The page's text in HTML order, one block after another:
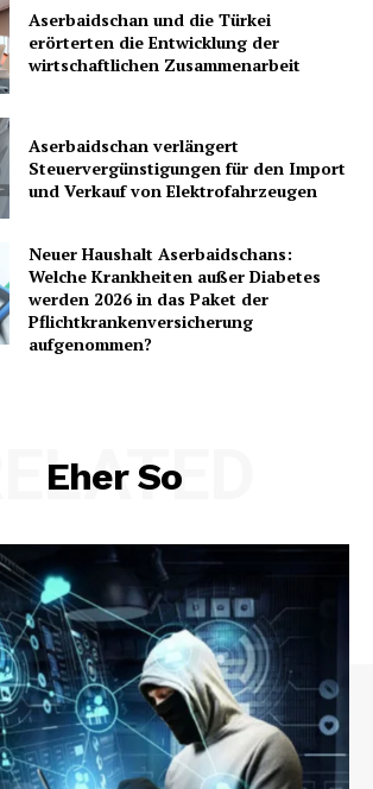
Aserbaidschan und die Türkei
erörterten die Entwicklung der
wirtschaftlichen Zusammenarbeit
Aserbaidschan verlängert
Steuervergünstigungen für den Import
und Verkauf von Elektrofahrzeugen
Neuer Haushalt Aserbaidschans:
Welche Krankheiten außer Diabetes
werden 2026 in das Paket der
Pflichtkrankenversicherung
aufgenommen?
Eher So
RELATED